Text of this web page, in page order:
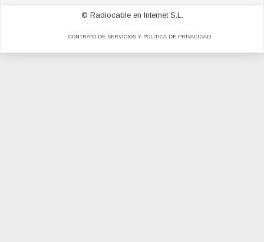
© Radiocable en Internet S.L.
CONTRATO DE SERVICIOS Y POLÍTICA DE PRIVACIDAD